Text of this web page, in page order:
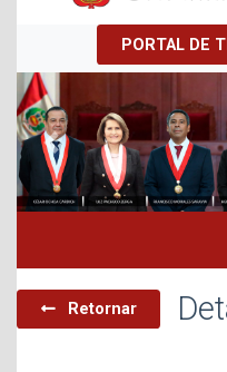
PORTAL DE
Previous
Retornar